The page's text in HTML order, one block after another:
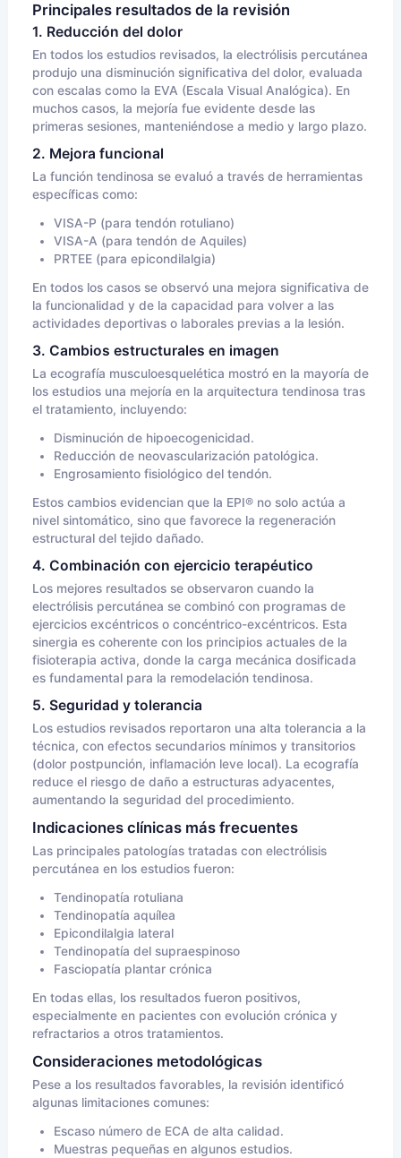
Principales resultados de la revisión
1. Reducción del dolor
En todos los estudios revisados, la electrólisis percutánea
produjo una disminución significativa del dolor, evaluada
con escalas como la EVA (Escala Visual Analógica). En
muchos casos, la mejoría fue evidente desde las
primeras sesiones, manteniéndose a medio y largo plazo.
2. Mejora funcional
La función tendinosa se evaluó a través de herramientas
específicas como:
VISA-P (para tendón rotuliano)
VISA-A (para tendón de Aquiles)
PRTEE (para epicondilalgia)
En todos los casos se observó una mejora significativa de
la funcionalidad y de la capacidad para volver a las
actividades deportivas o laborales previas a la lesión.
3. Cambios estructurales en imagen
La ecografía musculoesquelética mostró en la mayoría de
los estudios una mejoría en la arquitectura tendinosa tras
el tratamiento, incluyendo:
Disminución de hipoecogenicidad.
Reducción de neovascularización patológica.
Engrosamiento fisiológico del tendón.
Estos cambios evidencian que la EPI® no solo actúa a
nivel sintomático, sino que favorece la regeneración
estructural del tejido dañado.
4. Combinación con ejercicio terapéutico
Los mejores resultados se observaron cuando la
electrólisis percutánea se combinó con programas de
ejercicios excéntricos o concéntrico-excéntricos. Esta
sinergia es coherente con los principios actuales de la
fisioterapia activa, donde la carga mecánica dosificada
es fundamental para la remodelación tendinosa.
5. Seguridad y tolerancia
Los estudios revisados reportaron una alta tolerancia a la
técnica, con efectos secundarios mínimos y transitorios
(dolor postpunción, inflamación leve local). La ecografía
reduce el riesgo de daño a estructuras adyacentes,
aumentando la seguridad del procedimiento.
Indicaciones clínicas más frecuentes
Las principales patologías tratadas con electrólisis
percutánea en los estudios fueron:
Tendinopatía rotuliana
Tendinopatía aquílea
Epicondilalgia lateral
Tendinopatía del supraespinoso
Fasciopatía plantar crónica
En todas ellas, los resultados fueron positivos,
especialmente en pacientes con evolución crónica y
refractarios a otros tratamientos.
Consideraciones metodológicas
Pese a los resultados favorables, la revisión identificó
algunas limitaciones comunes:
Escaso número de ECA de alta calidad.
Muestras pequeñas en algunos estudios.